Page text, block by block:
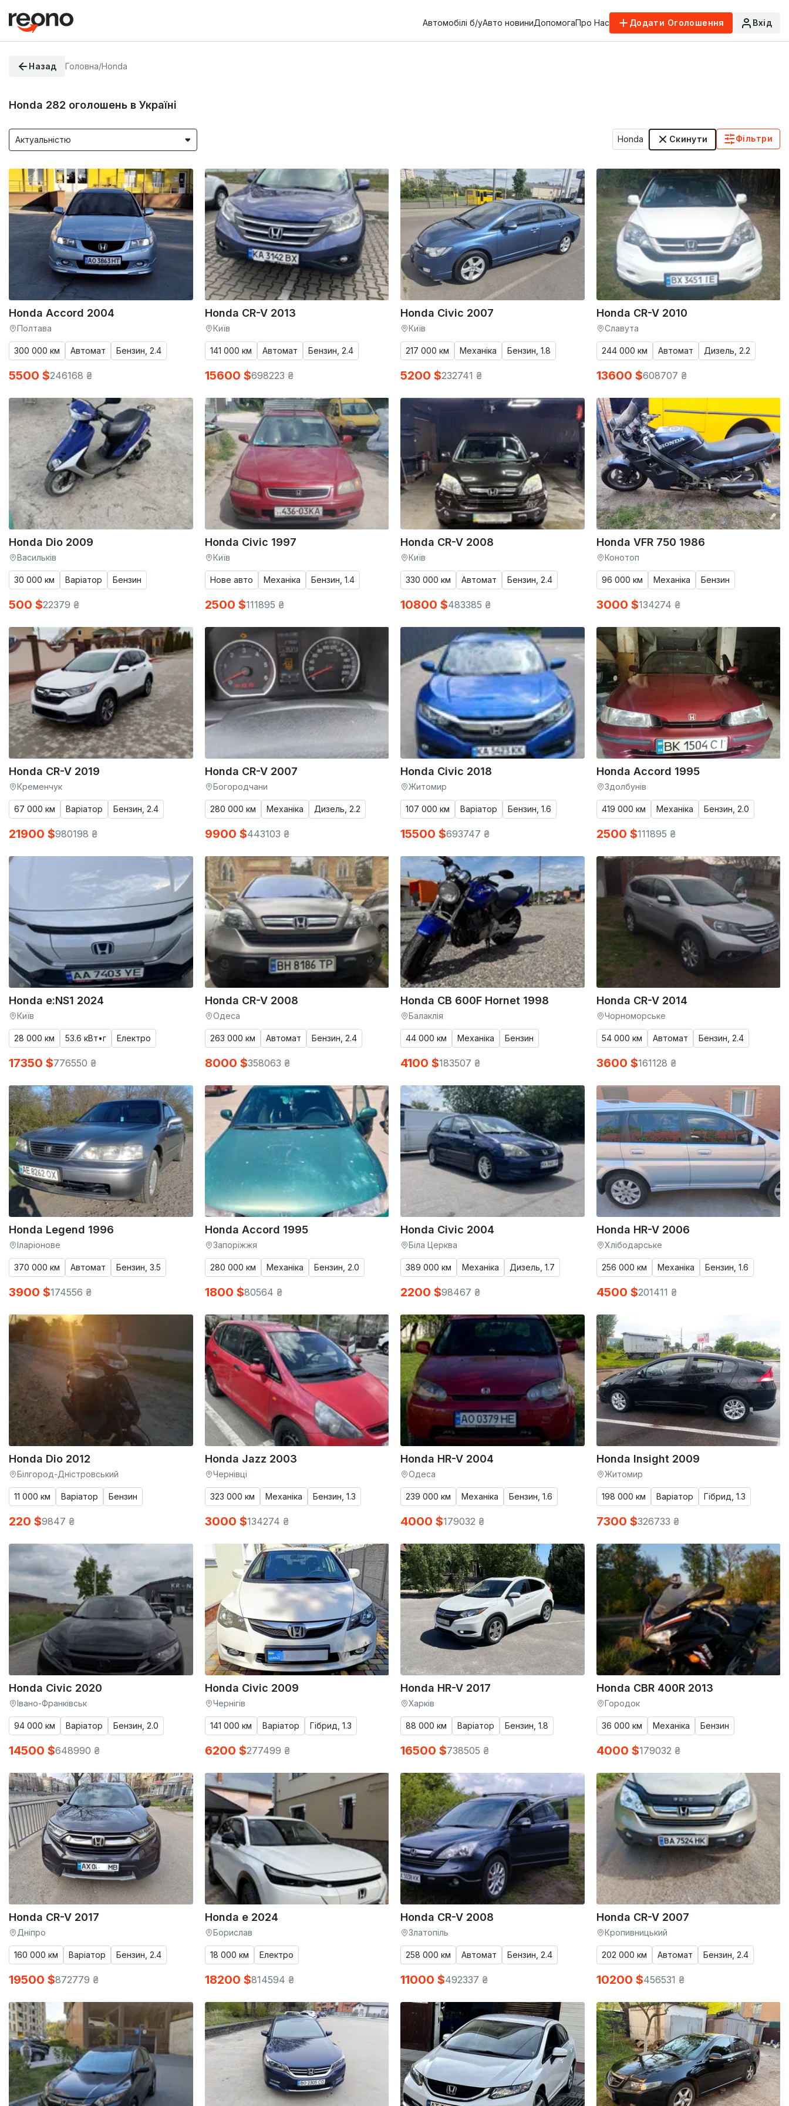
Автомобілі б/уАвто новиниДопомогаПро Нас Додати Оголошення Вхід
Назад Головна/Honda
Honda 282 оголошень в Україні
Актуальністю Honda Скинути Фільтри
Honda Accord 2004
Полтава
300 000 км Автомат Бензин, 2.4
5500 $246168 ₴
Honda CR-V 2013
Київ
141 000 км Автомат Бензин, 2.4
15600 $698223 ₴
Honda Civic 2007
Київ
217 000 км Механіка Бензин, 1.8
5200 $232741 ₴
Honda CR-V 2010
Славута
244 000 км Автомат Дизель, 2.2
13600 $608707 ₴
Honda Dio 2009
Васильків
30 000 км Варіатор Бензин
500 $22379 ₴
Honda Civic 1997
Київ
Нове авто Механіка Бензин, 1.4
2500 $111895 ₴
Honda CR-V 2008
Київ
330 000 км Автомат Бензин, 2.4
10800 $483385 ₴
Honda VFR 750 1986
Конотоп
96 000 км Механіка Бензин
3000 $134274 ₴
Honda CR-V 2019
Кременчук
67 000 км Варіатор Бензин, 2.4
21900 $980198 ₴
Honda CR-V 2007
Богородчани
280 000 км Механіка Дизель, 2.2
9900 $443103 ₴
Honda Civic 2018
Житомир
107 000 км Варіатор Бензин, 1.6
15500 $693747 ₴
Honda Accord 1995
Здолбунів
419 000 км Механіка Бензин, 2.0
2500 $111895 ₴
Honda e:NS1 2024
Київ
28 000 км 53.6 кВт•г Електро
17350 $776550 ₴
Honda CR-V 2008
Одеса
263 000 км Автомат Бензин, 2.4
8000 $358063 ₴
Honda CB 600F Hornet 1998
Балаклія
44 000 км Механіка Бензин
4100 $183507 ₴
Honda CR-V 2014
Чорноморське
54 000 км Автомат Бензин, 2.4
3600 $161128 ₴
Honda Legend 1996
Іларіонове
370 000 км Автомат Бензин, 3.5
3900 $174556 ₴
Honda Accord 1995
Запоріжжя
280 000 км Механіка Бензин, 2.0
1800 $80564 ₴
Honda Civic 2004
Біла Церква
389 000 км Механіка Дизель, 1.7
2200 $98467 ₴
Honda HR-V 2006
Хлібодарське
256 000 км Механіка Бензин, 1.6
4500 $201411 ₴
Honda Dio 2012
Білгород-Дністровський
11 000 км Варіатор Бензин
220 $9847 ₴
Honda Jazz 2003
Чернівці
323 000 км Механіка Бензин, 1.3
3000 $134274 ₴
Honda HR-V 2004
Одеса
239 000 км Механіка Бензин, 1.6
4000 $179032 ₴
Honda Insight 2009
Житомир
198 000 км Варіатор Гібрид, 1.3
7300 $326733 ₴
Honda Civic 2020
Івано-Франківськ
94 000 км Варіатор Бензин, 2.0
14500 $648990 ₴
Honda Civic 2009
Чернігів
141 000 км Варіатор Гібрид, 1.3
6200 $277499 ₴
Honda HR-V 2017
Харків
88 000 км Варіатор Бензин, 1.8
16500 $738505 ₴
Honda CBR 400R 2013
Городок
36 000 км Механіка Бензин
4000 $179032 ₴
Honda CR-V 2017
Дніпро
160 000 км Варіатор Бензин, 2.4
19500 $872779 ₴
Honda e 2024
Борислав
18 000 км Електро
18200 $814594 ₴
Honda CR-V 2008
Златопіль
258 000 км Автомат Бензин, 2.4
11000 $492337 ₴
Honda CR-V 2007
Кропивницький
202 000 км Автомат Бензин, 2.4
10200 $456531 ₴